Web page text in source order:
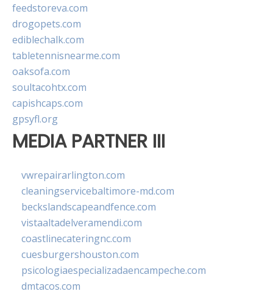
feedstoreva.com
drogopets.com
ediblechalk.com
tabletennisnearme.com
oaksofa.com
soultacohtx.com
capishcaps.com
gpsyfl.org
MEDIA PARTNER III
vwrepairarlington.com
cleaningservicebaltimore-md.com
beckslandscapeandfence.com
vistaaltadelveramendi.com
coastlinecateringnc.com
cuesburgershouston.com
psicologiaespecializadaencampeche.com
dmtacos.com